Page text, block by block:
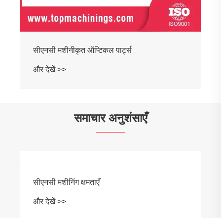
सीएनसी मशीनीकृत ऑप्टिकल पार्ट्स
और देखें >>
समाचार अनुशंसाएँ